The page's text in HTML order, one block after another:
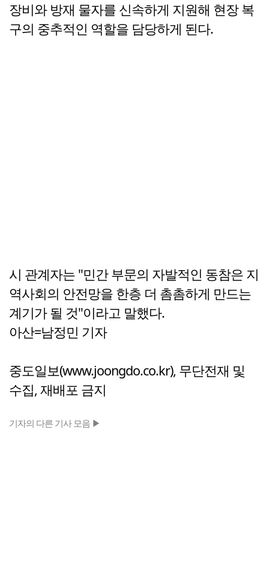
장비와 방재 물자를 신속하게 지원해 현장 복
구의 중추적인 역할을 담당하게 된다.
시 관계자는 "민간 부문의 자발적인 동참은 지
역사회의 안전망을 한층 더 촘촘하게 만드는
계기가 될 것"이라고 말했다.
아산=남정민 기자
중도일보(www.joongdo.co.kr), 무단전재 및
수집, 재배포 금지
기자의 다른 기사 모음 ▶